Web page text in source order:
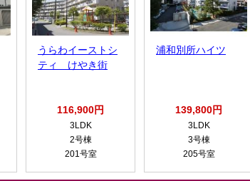
うらわイーストシ
ティ けやき街
116,900円
3LDK
2号棟
201号室
浦和別所ハイツ
139,800円
3LDK
3号棟
205号室